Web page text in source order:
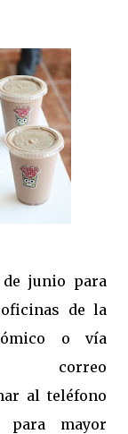
junio para
de la
o vía
al teléfono
para mayor